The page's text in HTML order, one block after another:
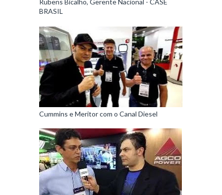
BRASIL
Cummins e Meritor com o Canal Diesel